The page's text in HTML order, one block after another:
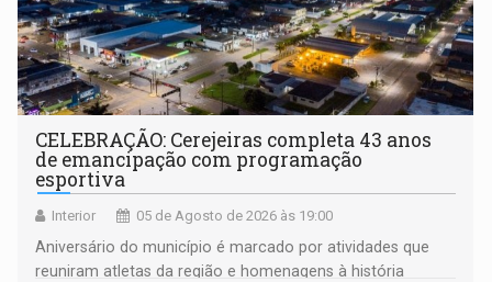
CELEBRAÇÃO: Cerejeiras completa 43 anos
de emancipação com programação
esportiva
Interior 05 de Agosto de 2026 às 19:00
Aniversário do município é marcado por atividades que
reuniram atletas da região e homenagens à história